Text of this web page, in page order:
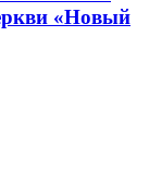
«Новый